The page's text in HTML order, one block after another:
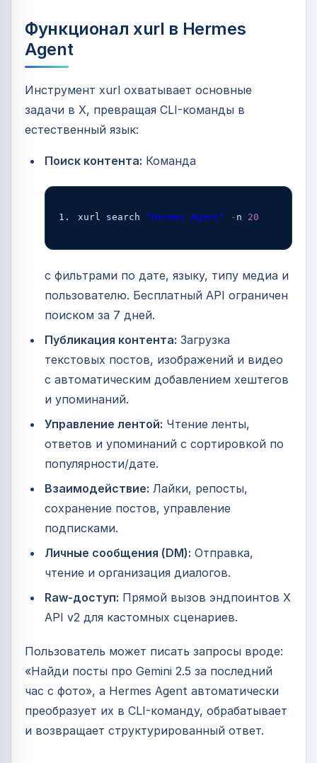
Функционал xurl в Hermes
Agent
Инструмент xurl охватывает основные
задачи в X, превращая CLI-команды в
естественный язык:
Поиск контента: Команда
xurl search "Hermes Agent" - n 20
с фильтрами по дате, языку, типу медиа и
пользователю. Бесплатный API ограничен
поиском за 7 дней.
Публикация контента: Загрузка
текстовых постов, изображений и видео
с автоматическим добавлением хештегов
и упоминаний.
Управление лентой: Чтение ленты,
ответов и упоминаний с сортировкой по
популярности/дате.
Взаимодействие: Лайки, репосты,
сохранение постов, управление
подписками.
Личные сообщения (DM): Отправка,
чтение и организация диалогов.
Raw-доступ: Прямой вызов эндпоинтов X
API v2 для кастомных сценариев.
Пользователь может писать запросы вроде:
«Найди посты про Gemini 2.5 за последний
час с фото», а Hermes Agent автоматически
преобразует их в CLI-команду, обрабатывает
и возвращает структурированный ответ.